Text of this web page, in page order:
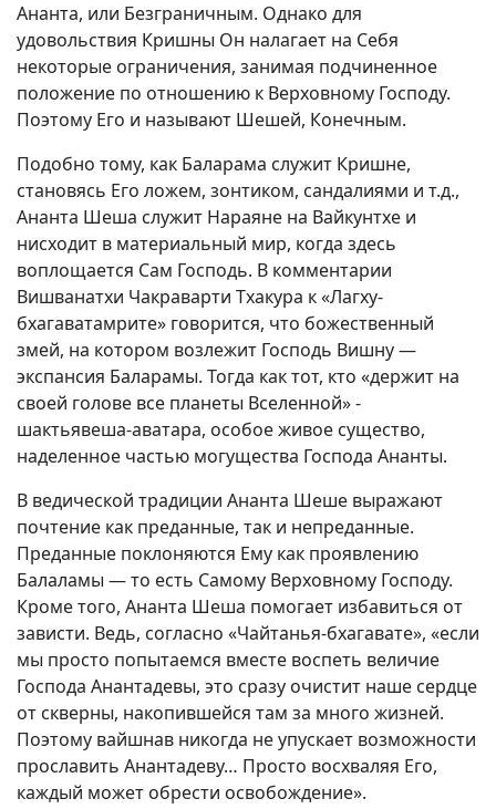
Ананта, или Безграничным. Однако для
удовольствия Кришны Он налагает на Себя
некоторые ограничения, занимая подчиненное
положение по отношению к Верховному Господу.
Поэтому Его и называют Шешей, Конечным.
Подобно тому, как Баларама служит Кришне,
становясь Его ложем, зонтиком, сандалиями и т.д.,
Ананта Шеша служит Нараяне на Вайкунтхе и
нисходит в материальный мир, когда здесь
воплощается Сам Господь. В комментарии
Вишванатхи Чакраварти Тхакура к «Лагху-
бхагаватамрите» говорится, что божественный
змей, на котором возлежит Господь Вишну —
экспансия Баларамы. Тогда как тот, кто «держит на
своей голове все планеты Вселенной» -
шактьявеша-аватара, особое живое существо,
наделенное частью могущества Господа Ананты.
В ведической традиции Ананта Шеше выражают
почтение как преданные, так и непреданные.
Преданные поклоняются Ему как проявлению
Балаламы — то есть Самому Верховному Господу.
Кроме того, Ананта Шеша помогает избавиться от
зависти. Ведь, согласно «Чайтанья-бхагавате», «если
мы просто попытаемся вместе воспеть величие
Господа Анантадевы, это сразу очистит наше сердце
от скверны, накопившейся там за много жизней.
Поэтому вайшнав никогда не упускает возможности
прославить Анантадеву… Просто восхваляя Его,
каждый может обрести освобождение».